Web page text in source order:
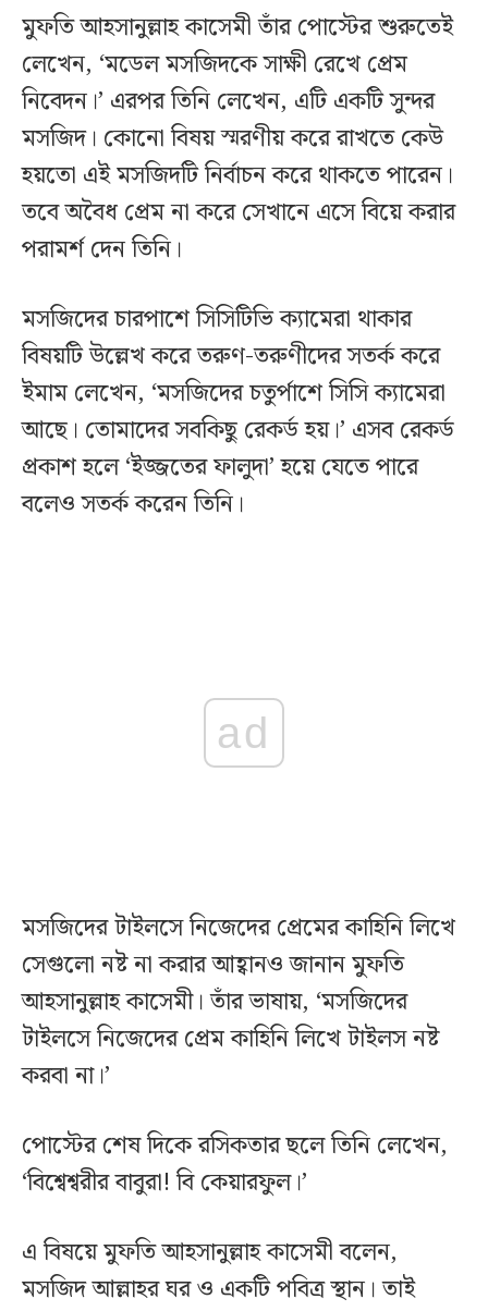
মুফতি আহসানুল্লাহ কাসেমী তাঁর পোস্টের শুরুতেই
লেখেন, ‘মডেল মসজিদকে সাক্ষী রেখে প্রেম
নিবেদন।’ এরপর তিনি লেখেন, এটি একটি সুন্দর
মসজিদ। কোনো বিষয় স্মরণীয় করে রাখতে কেউ
হয়তো এই মসজিদটি নির্বাচন করে থাকতে পারেন।
তবে অবৈধ প্রেম না করে সেখানে এসে বিয়ে করার
পরামর্শ দেন তিনি।
মসজিদের চারপাশে সিসিটিভি ক্যামেরা থাকার
বিষয়টি উল্লেখ করে তরুণ-তরুণীদের সতর্ক করে
ইমাম লেখেন, ‘মসজিদের চতুর্পাশে সিসি ক্যামেরা
আছে। তোমাদের সবকিছু রেকর্ড হয়।’ এসব রেকর্ড
প্রকাশ হলে ‘ইজ্জতের ফালুদা’ হয়ে যেতে পারে
বলেও সতর্ক করেন তিনি।
ad
মসজিদের টাইলসে নিজেদের প্রেমের কাহিনি লিখে
সেগুলো নষ্ট না করার আহ্বানও জানান মুফতি
আহসানুল্লাহ কাসেমী। তাঁর ভাষায়, ‘মসজিদের
টাইলসে নিজেদের প্রেম কাহিনি লিখে টাইলস নষ্ট
করবা না।’
পোস্টের শেষ দিকে রসিকতার ছলে তিনি লেখেন,
‘বিশ্বেশ্বরীর বাবুরা! বি কেয়ারফুল।’
এ বিষয়ে মুফতি আহসানুল্লাহ কাসেমী বলেন,
মসজিদ আল্লাহর ঘর ও একটি পবিত্র স্থান। তাই